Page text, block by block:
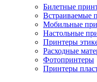
Билетные
Встраиваемые
Мобильные
Настольные
Принтеры
Расходные
Фотопринтеры
Принтеры